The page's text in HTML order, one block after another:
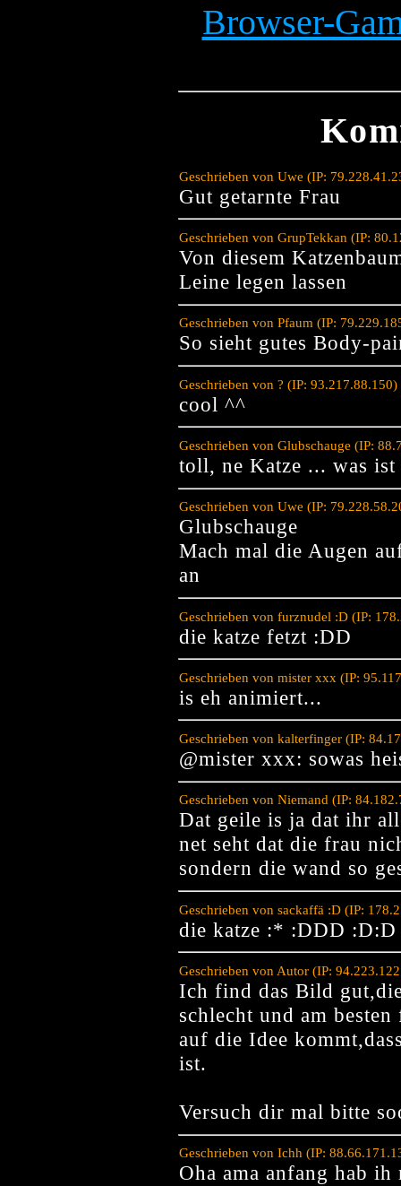
Browser-
Geschrieben von Uwe (IP:
Gut getarnte Frau
Geschrieben von GrupTekkan (IP:
Von diesem
Leine legen lassen
Geschrieben von Pfaum (IP:
So sieht gutes Body-
Geschrieben von ? (IP:
cool ^^
Geschrieben von Glubschauge (IP:
toll, ne Katze ... was ist
Geschrieben von Uwe (IP:
Glubschauge
Mach mal die Augen
an
Geschrieben von furznudel :D (IP:
die katze fetzt :DD
Geschrieben von mister xxx (IP:
is eh animiert...
Geschrieben von kalterfinger (IP:
@mister xxx: sowas
Geschrieben von Niemand (IP:
Dat geile is ja dat ihr
net seht dat die frau
sondern die wand so
Geschrieben von sackaffä :D (IP:
die katze :* :DDD
Geschrieben von Autor (IP:
Ich find das Bild
schlecht und am
auf die Idee
ist.
Versuch dir mal bitte
Geschrieben von Ichh (IP:
Oha ama anfang hab